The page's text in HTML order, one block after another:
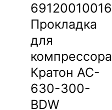
69120010016
Прокладка
для
компрессора
Кратон AC-
630-300-
BDW